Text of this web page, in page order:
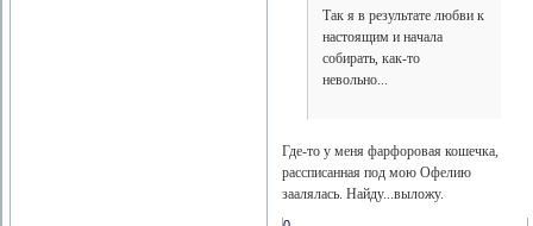
Так я в результате любви к
настоящим и начала
собирать, как-то
невольно...
Где-то у меня фарфоровая кошечка,
рассписанная под мою Офелию
заалялась. Найду...выложу.